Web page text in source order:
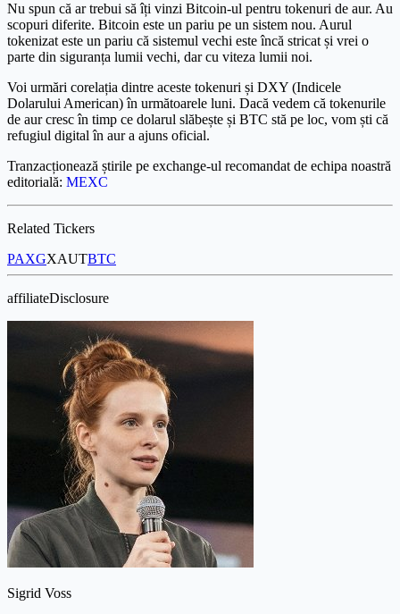
Nu spun că ar trebui să îți vinzi Bitcoin-ul pentru tokenuri de aur. Au
scopuri diferite. Bitcoin este un pariu pe un sistem nou. Aurul
tokenizat este un pariu că sistemul vechi este încă stricat și vrei o
parte din siguranța lumii vechi, dar cu viteza lumii noi.
Voi urmări corelația dintre aceste tokenuri și DXY (Indicele
Dolarului American) în următoarele luni. Dacă vedem că tokenurile
de aur cresc în timp ce dolarul slăbește și BTC stă pe loc, vom ști că
refugiul digital în aur a ajuns oficial.
Tranzacționează știrile pe exchange-ul recomandat de echipa noastră
editorială: MEXC
Related Tickers
PAXGXAUTBTC
affiliateDisclosure
Sigrid Voss